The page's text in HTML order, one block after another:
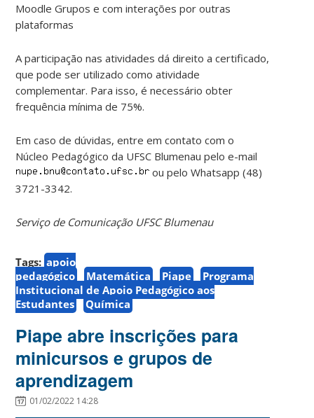
Moodle Grupos e com interações por outras
plataformas
A participação nas atividades dá direito a certificado,
que pode ser utilizado como atividade
complementar. Para isso, é necessário obter
frequência mínima de 75%.
Em caso de dúvidas, entre em contato com o
Núcleo Pedagógico da UFSC Blumenau pelo e-mail
ou pelo Whatsapp (48)
3721-3342.
Serviço de Comunicação UFSC Blumenau
Tags: apoio
pedagógico
Matemática Piape
Programa
Institucional de Apoio Pedagógico aos
Estudantes
Química
Piape abre inscrições para
minicursos e grupos de
aprendizagem
01/02/2022 14:28